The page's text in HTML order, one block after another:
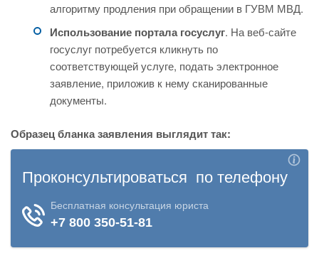
алгоритму продления при обращении в ГУВМ МВД.
Использование портала госуслуг. На веб-сайте
госуслуг потребуется кликнуть по
соответствующей услуге, подать электронное
заявление, приложив к нему сканированные
документы.
Образец бланка заявления выглядит так: